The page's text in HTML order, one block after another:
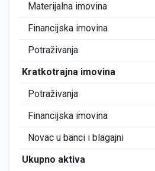
Materijalna imovina
Financijska imovina
Potraživanja
Kratkotrajna imovina
Potraživanja
Financijska imovina
Novac u banci i blagajni
Ukupno aktiva